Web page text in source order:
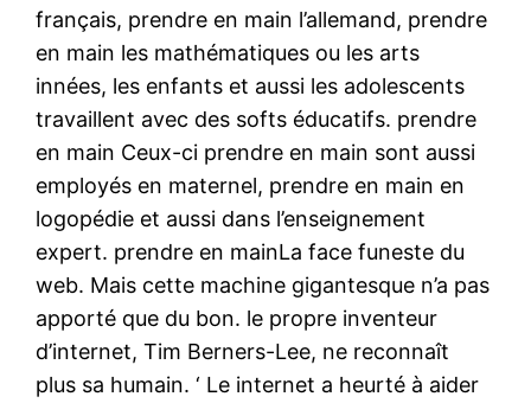
français, prendre en main l’allemand, prendre
en main les mathématiques ou les arts
innées, les enfants et aussi les adolescents
travaillent avec des softs éducatifs. prendre
en main Ceux-ci prendre en main sont aussi
employés en maternel, prendre en main en
logopédie et aussi dans l’enseignement
expert. prendre en mainLa face funeste du
web. Mais cette machine gigantesque n’a pas
apporté que du bon. le propre inventeur
d’internet, Tim Berners-Lee, ne reconnaît
plus sa humain. ‘ Le internet a heurté à aider